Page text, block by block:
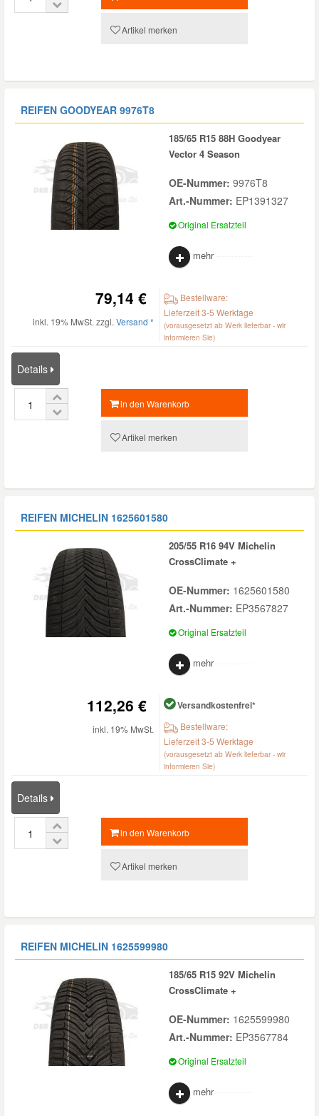
Artikel merken
REIFEN GOODYEAR 9976T8
185/65 R15 88H Goodyear
Vector 4 Season
OE-Nummer: 9976T8
Art.-Nummer: EP1391327
Original Ersatzteil
mehr
79,14 €
inkl. 19% MwSt. zzgl.Versand *
Bestellware:
Lieferzeit 3-5 Werktage
(vorausgesetzt ab Werk lieferbar - wir
informieren Sie)
Details
in den Warenkorb
Artikel merken
REIFEN MICHELIN 1625601580
205/55 R16 94V Michelin
CrossClimate +
OE-Nummer: 1625601580
Art.-Nummer: EP3567827
Original Ersatzteil
mehr
112,26 €
inkl. 19% MwSt.
Versandkostenfrei*
Bestellware:
Lieferzeit 3-5 Werktage
(vorausgesetzt ab Werk lieferbar - wir
informieren Sie)
Details
in den Warenkorb
Artikel merken
REIFEN MICHELIN 1625599980
185/65 R15 92V Michelin
CrossClimate +
OE-Nummer: 1625599980
Art.-Nummer: EP3567784
Original Ersatzteil
mehr